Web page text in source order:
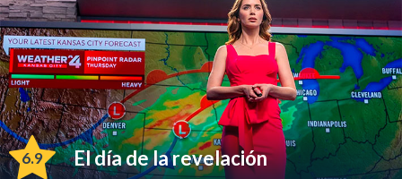
6.9 El día de la revelación